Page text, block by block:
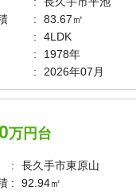
83.67㎡
4LDK
1978年
2026年07月
万円台
長久手市東原山
92.94㎡